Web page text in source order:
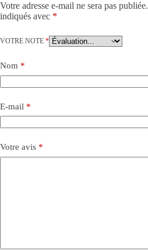
Votre adresse e-mail ne sera pas publiée.
indiqués avec *
VOTRE NOTE *
Nom *
E-mail *
Votre avis *